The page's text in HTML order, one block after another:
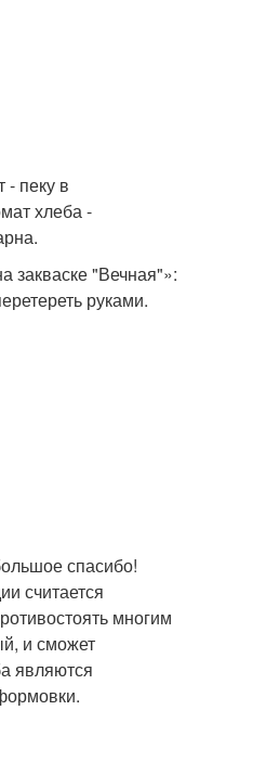
пеку в
хлеба -
закваске "Вечная"»:
руками.
спасибо!
считается
многим
и сможет
являются